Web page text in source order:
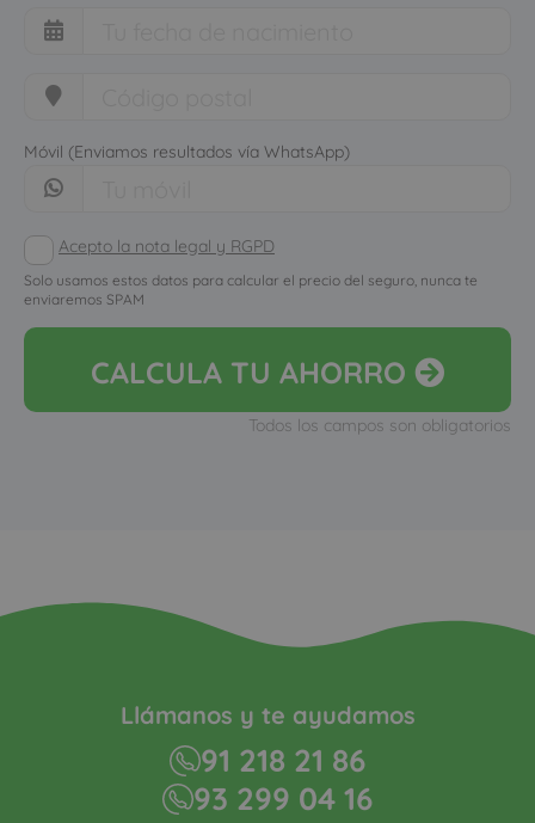
Móvil (Enviamos resultados vía WhatsApp)
Acepto la nota legal y RGPD
Solo usamos estos datos para calcular el precio del seguro, nunca te
enviaremos SPAM
CALCULA TU AHORRO
Todos los campos son obligatorios
Llámanos y te ayudamos
91 218 21 86
93 299 04 16